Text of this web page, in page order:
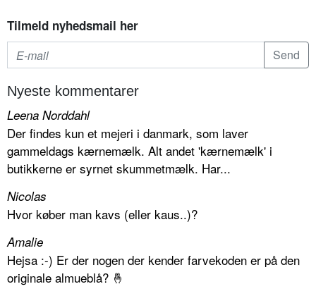
Tilmeld nyhedsmail her
Nyeste kommentarer
Leena Norddahl
Der findes kun et mejeri i danmark, som laver
gammeldags kærnemælk. Alt andet 'kærnemælk' i
butikkerne er syrnet skummetmælk. Har...
Nicolas
Hvor køber man kavs (eller kaus..)?
Amalie
Hejsa :-) Er der nogen der kender farvekoden er på den
originale almueblå? 🤞